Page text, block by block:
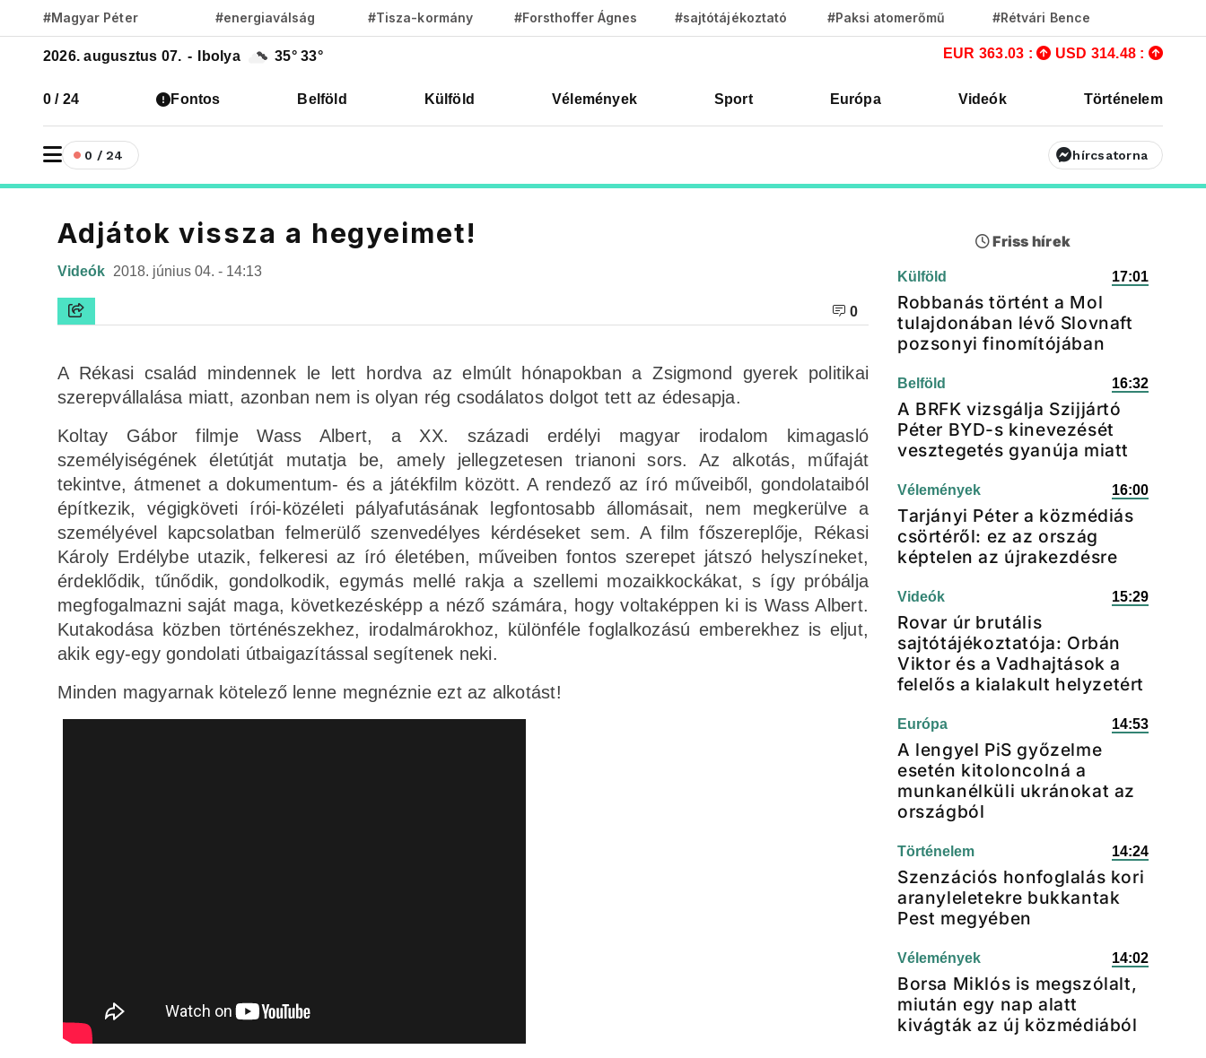
#Magyar Péter #energiaválság #Tisza-kormány #Forsthoffer Ágnes #sajtótájékoztató #Paksi atomerőmű #Rétvári Bence
2026. augusztus 07. - Ibolya 35° 33° EUR 363.03 : USD 314.48 :
0 / 24 Fontos Belföld Külföld Vélemények Sport Európa Videók Történelem
0 / 24 hírcsatorna
Adjátok vissza a hegyeimet!
Videók 2018. június 04. - 14:13
0
A Rékasi család mindennek le lett hordva az elmúlt hónapokban a Zsigmond gyerek politikai
szerepvállalása miatt, azonban nem is olyan rég csodálatos dolgot tett az édesapja.
Koltay Gábor filmje Wass Albert, a XX. századi erdélyi magyar irodalom kimagasló
személyiségének életútját mutatja be, amely jellegzetesen trianoni sors. Az alkotás, műfaját
tekintve, átmenet a dokumentum- és a játékfilm között. A rendező az író műveiből, gondolataiból
építkezik, végigköveti írói-közéleti pályafutásának legfontosabb állomásait, nem megkerülve a
személyével kapcsolatban felmerülő szenvedélyes kérdéseket sem. A film főszereplője, Rékasi
Károly Erdélybe utazik, felkeresi az író életében, műveiben fontos szerepet játszó helyszíneket,
érdeklődik, tűnődik, gondolkodik, egymás mellé rakja a szellemi mozaikkockákat, s így próbálja
megfogalmazni saját maga, következésképp a néző számára, hogy voltaképpen ki is Wass Albert.
Kutakodása közben történészekhez, irodalmárokhoz, különféle foglalkozású emberekhez is eljut,
akik egy-egy gondolati útbaigazítással segítenek neki.
Minden magyarnak kötelező lenne megnéznie ezt az alkotást!
Friss hírek
Külföld 17:01
Robbanás történt a Mol
tulajdonában lévő Slovnaft
pozsonyi finomítójában
Belföld 16:32
A BRFK vizsgálja Szijjártó
Péter BYD-s kinevezését
vesztegetés gyanúja miatt
Vélemények 16:00
Tarjányi Péter a közmédiás
csörtéről: ez az ország
képtelen az újrakezdésre
Videók 15:29
Rovar úr brutális
sajtótájékoztatója: Orbán
Viktor és a Vadhajtások a
felelős a kialakult helyzetért
Európa 14:53
A lengyel PiS győzelme
esetén kitoloncolná a
munkanélküli ukránokat az
országból
Történelem 14:24
Szenzációs honfoglalás kori
aranyleletekre bukkantak
Pest megyében
Vélemények 14:02
Borsa Miklós is megszólalt,
miután egy nap alatt
kivágták az új közmédiából